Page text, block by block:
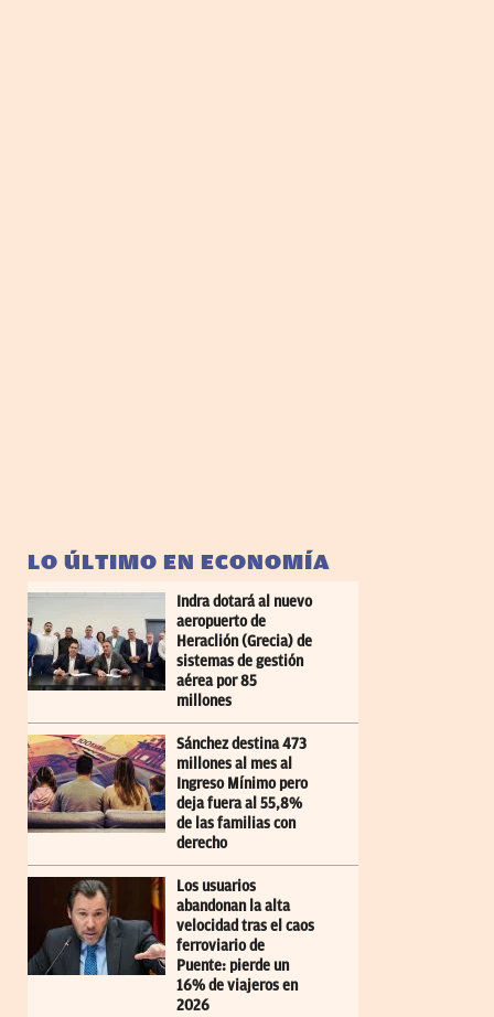
LO ÚLTIMO EN ECONOMÍA
Indra dotará al nuevo
aeropuerto de
Heraclión (Grecia) de
sistemas de gestión
aérea por 85
millones
Sánchez destina 473
millones al mes al
Ingreso Mínimo pero
deja fuera al 55,8%
de las familias con
derecho
Los usuarios
abandonan la alta
velocidad tras el caos
ferroviario de
Puente: pierde un
16% de viajeros en
2026